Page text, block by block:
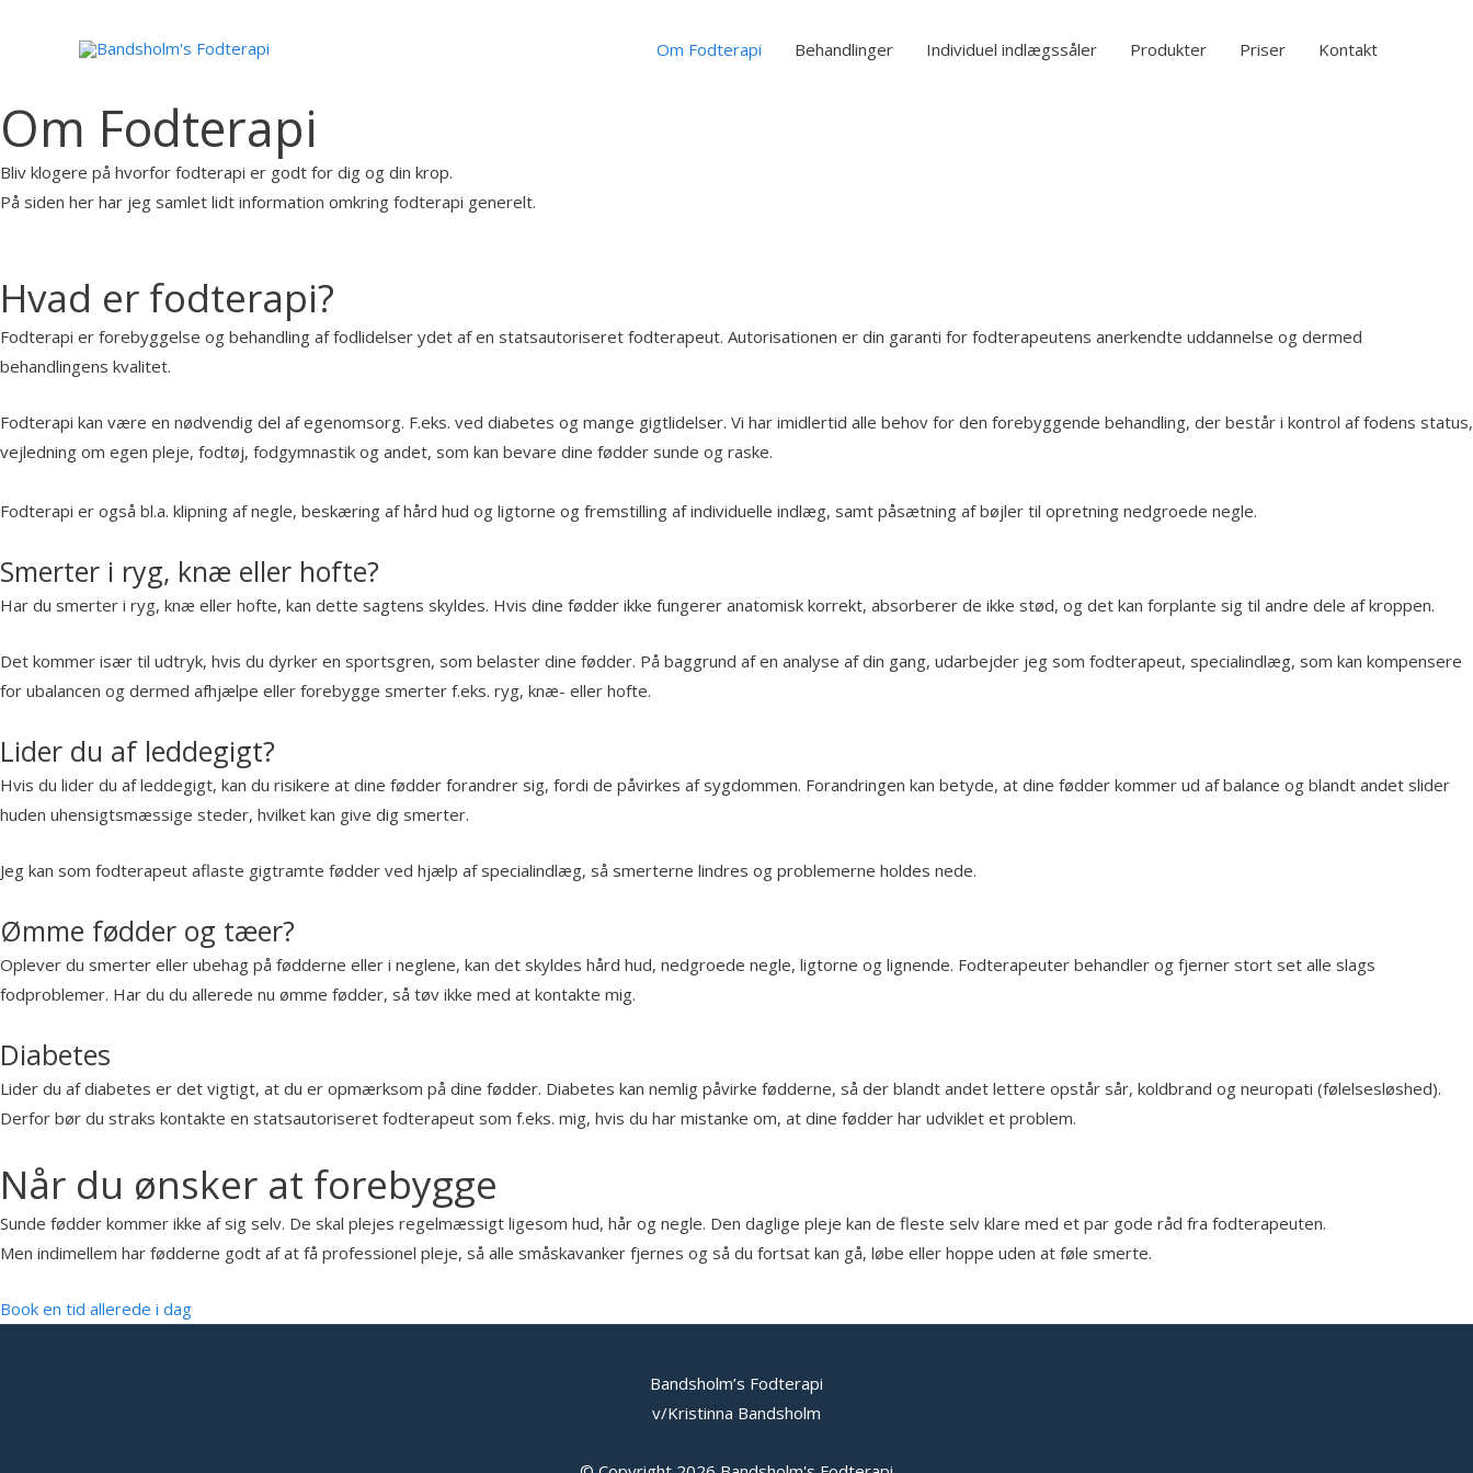
Om Fodterapi Behandlinger Individuel indlægssåler Produkter Priser Kontakt
Om Fodterapi
Bliv klogere på hvorfor fodterapi er godt for dig og din krop.
På siden her har jeg samlet lidt information omkring fodterapi generelt.
Hvad er fodterapi?
Fodterapi er forebyggelse og behandling af fodlidelser ydet af en statsautoriseret fodterapeut. Autorisationen er din garanti for fodterapeutens anerkendte uddannelse og dermed
behandlingens kvalitet.
Fodterapi kan være en nødvendig del af egenomsorg. F.eks. ved diabetes og mange gigtlidelser. Vi har imidlertid alle behov for den forebyggende behandling, der består i kontrol af fodens status,
vejledning om egen pleje, fodtøj, fodgymnastik og andet, som kan bevare dine fødder sunde og raske.
Fodterapi er også bl.a. klipning af negle, beskæring af hård hud og ligtorne og fremstilling af individuelle indlæg, samt påsætning af bøjler til opretning nedgroede negle.
Smerter i ryg, knæ eller hofte? ​
Har du smerter i ryg, knæ eller hofte, kan dette sagtens skyldes. Hvis dine fødder ikke fungerer anatomisk korrekt, absorberer de ikke stød, og det kan forplante sig til andre dele af kroppen.
Det kommer især til udtryk, hvis du dyrker en sportsgren, som belaster dine fødder. På baggrund af en analyse af din gang, udarbejder jeg som fodterapeut, specialindlæg, som kan kompensere
for ubalancen og dermed afhjælpe eller forebygge smerter f.eks. ryg, knæ- eller hofte.
Lider du af leddegigt?​
Hvis du lider du af leddegigt, kan du risikere at dine fødder forandrer sig, fordi de påvirkes af sygdommen. Forandringen kan betyde, at dine fødder kommer ud af balance og blandt andet slider
huden uhensigtsmæssige steder, hvilket kan give dig smerter.
Jeg kan som fodterapeut aflaste gigtramte fødder ved hjælp af specialindlæg, så smerterne lindres og problemerne holdes nede.
Ømme fødder og tæer?
Oplever du smerter eller ubehag på fødderne eller i neglene, kan det skyldes hård hud, nedgroede negle, ligtorne og lignende. Fodterapeuter behandler og fjerner stort set alle slags
fodproblemer. Har du du allerede nu ømme fødder, så tøv ikke med at kontakte mig.
Diabetes
Lider du af diabetes er det vigtigt, at du er opmærksom på dine fødder. Diabetes kan nemlig påvirke fødderne, så der blandt andet lettere opstår sår, koldbrand og neuropati (følelsesløshed).
Derfor bør du straks kontakte en statsautoriseret fodterapeut som f.eks. mig, hvis du har mistanke om, at dine fødder har udviklet et problem.
Når du ønsker at forebygge
Sunde fødder kommer ikke af sig selv. De skal plejes regelmæssigt ligesom hud, hår og negle. Den daglige pleje kan de fleste selv klare med et par gode råd fra fodterapeuten.
Men indimellem har fødderne godt af at få professionel pleje, så alle småskavanker fjernes og så du fortsat kan gå, løbe eller hoppe uden at føle smerte.
Book en tid allerede i dag
Bandsholm’s Fodterapi
v/Kristinna Bandsholm